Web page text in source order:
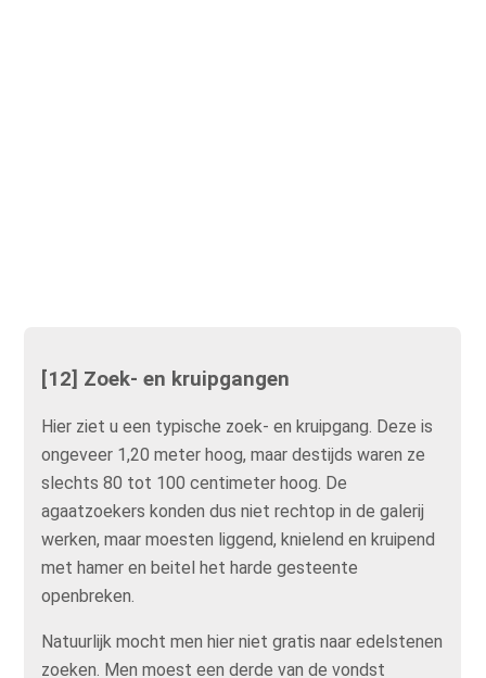
[12] Zoek- en kruipgangen
Hier ziet u een typische zoek- en kruipgang. Deze is
ongeveer 1,20 meter hoog, maar destijds waren ze
slechts 80 tot 100 centimeter hoog. De
agaatzoekers konden dus niet rechtop in de galerij
werken, maar moesten liggend, knielend en kruipend
met hamer en beitel het harde gesteente
openbreken.
Natuurlijk mocht men hier niet gratis naar edelstenen
zoeken. Men moest een derde van de vondst